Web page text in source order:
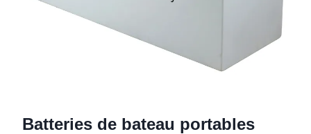
Batteries de bateau portables